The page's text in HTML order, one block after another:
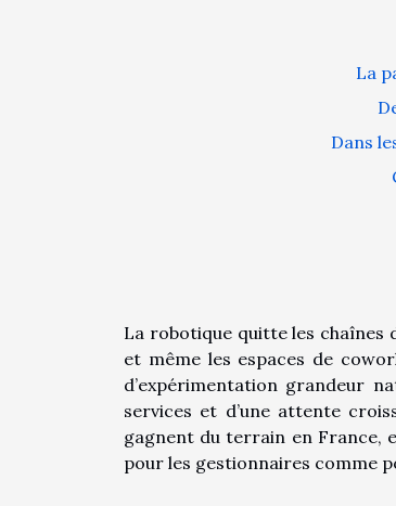
La
Dans
La robotique quitte les chaînes
et même les espaces de
d’expérimentation grandeur
services et d’une attente
gagnent du terrain en France,
pour les gestionnaires comme